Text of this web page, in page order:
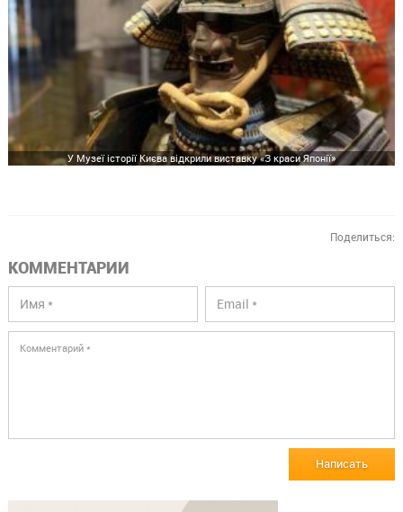
У Музеї історії Києва відкрили виставку «З краси Японії»
Поделиться:
КОММЕНТАРИИ
Написать